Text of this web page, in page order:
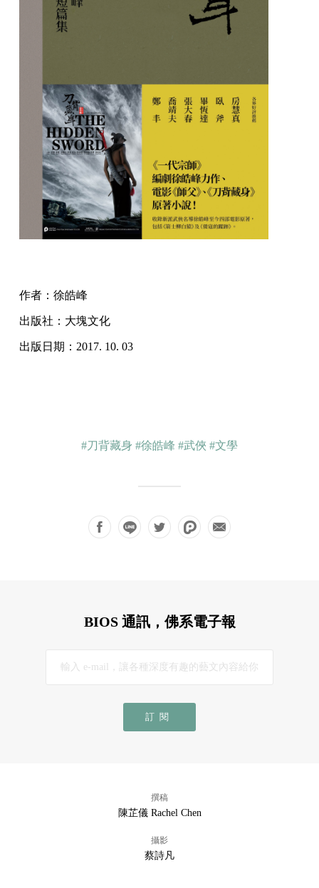
作者：徐皓峰
出版社：大塊文化
出版日期：2017. 10. 03
#刀背藏身 #徐皓峰 #武俠 #文學
BIOS 通訊，佛系電子報
訂閱
撰稿
陳芷儀 Rachel Chen
攝影
蔡詩凡